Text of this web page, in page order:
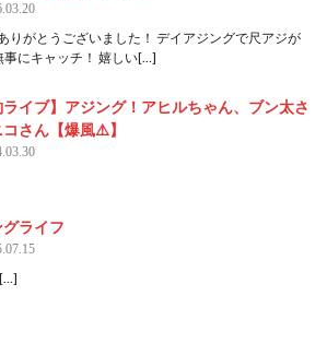
りがとうございました！ デイアジングで尺アジが
事にキャッチ！ 嬉しい[…]
ライブ】アジング！アヒルちゃん、ブン太さ
コさん【爆風⚠️】
ライフ